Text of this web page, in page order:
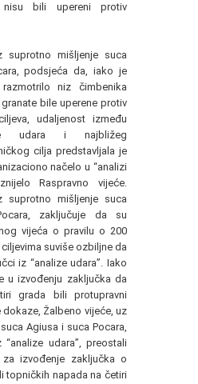
bili upereni protiv
suprotno mišljenje suca
podsjeća da, iako je
niz čimbenika
bile uperene protiv
udaljenost između
udara i najbližeg
cilja predstavljala je
načelo u “analizi
Raspravno vijeće.
suprotno mišljenje suca
zaključuje da su
vijeća o pravilu o 200
suviše ozbiljne da
iz “analize udara”. Iako
u izvođenju zaključka da
grada bili protupravni
Žalbeno vijeće, uz
Agiusa i suca Pocara,
udara”, preostali
izvođenje zaključka o
topničkih napada na četiri